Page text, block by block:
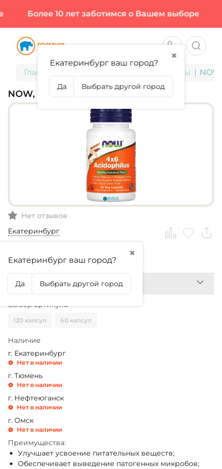
Более 10 лет заботимся о Вашем выборе
Главная БАДы для здоровья и красоты
NOW, 4*6 ACIDOPHILUS
Нет отзывов
Екатеринбург
✖
Екатеринбург ваш город?
Да Выбрать другой город
3 230,99₽
Выбор артикула
120 капсул 60 капсул
Наличие
г. Екатеринбург
Нет в наличии
г. Тюмень
Нет в наличии
г. Нефтеюганск
Нет в наличии
г. Омск
Нет в наличии
Преимущества:
Улучшает усвоение питательных веществ;
Обеспечивает выведение патогенных микробов;
✖
Екатеринбург ваш город?
Да Выбрать другой город